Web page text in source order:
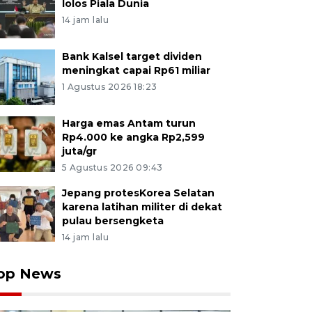
lolos Piala Dunia
14 jam lalu
Bank Kalsel target dividen
meningkat capai Rp61 miliar
1 Agustus 2026 18:23
Harga emas Antam turun
Rp4.000 ke angka Rp2,599
juta/gr
5 Agustus 2026 09:43
Jepang protesKorea Selatan
karena latihan militer di dekat
pulau bersengketa
14 jam lalu
News